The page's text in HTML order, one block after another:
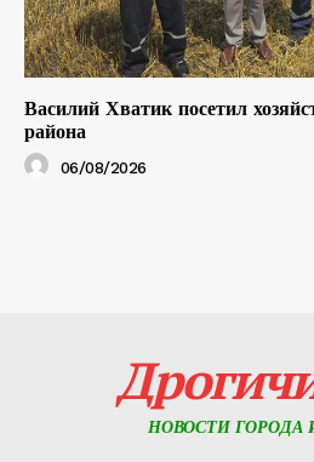
Василий Хватик посетил
района
06/08/2026
НОВОСТИ ГОРОДА